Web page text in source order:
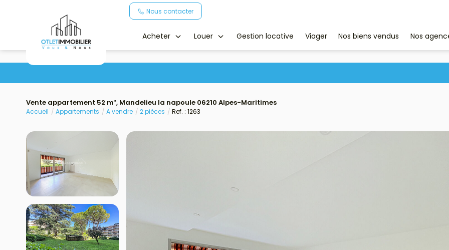
Nous contacter
Acheter Louer Gestion locative Viager Nos biens vendus Nos
Vente appartement 52 m², Mandelieu la napoule 06210 Alpes-Maritimes
Accueil Appartements A vendre 2 pièces Ref. : 1263